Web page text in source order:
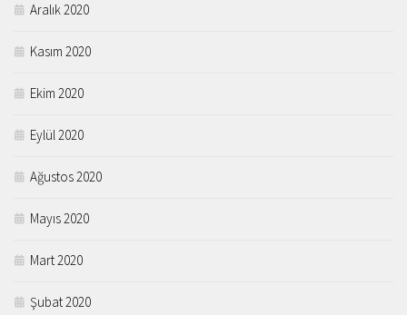
Aralık 2020
Kasım 2020
Ekim 2020
Eylül 2020
Ağustos 2020
Mayıs 2020
Mart 2020
Şubat 2020